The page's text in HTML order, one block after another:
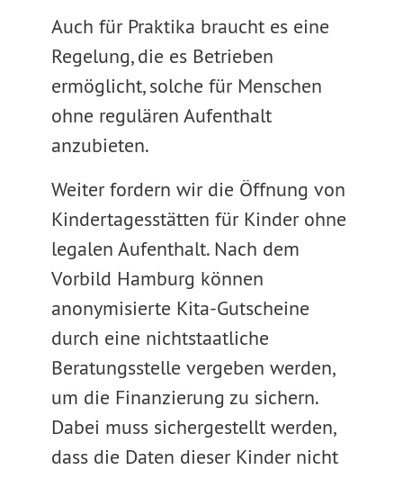
Auch für Praktika braucht es eine
Regelung, die es Betrieben
ermöglicht, solche für Menschen
ohne regulären Aufenthalt
anzubieten.
Weiter fordern wir die Öffnung von
Kindertagesstätten für Kinder ohne
legalen Aufenthalt. Nach dem
Vorbild Hamburg können
anonymisierte Kita-Gutscheine
durch eine nichtstaatliche
Beratungsstelle vergeben werden,
um die Finanzierung zu sichern.
Dabei muss sichergestellt werden,
dass die Daten dieser Kinder nicht